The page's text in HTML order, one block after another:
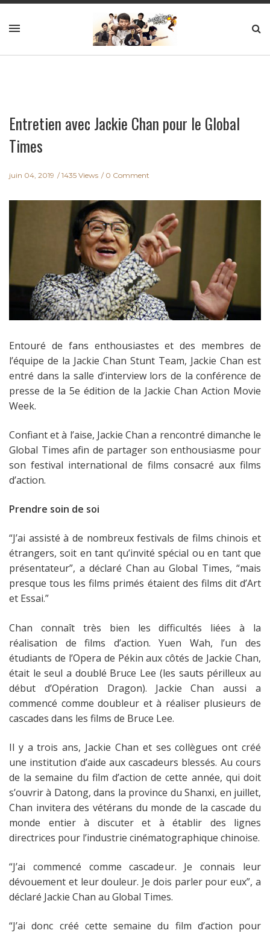
Entretien avec Jackie Chan pour le Global
Times
juin 04, 2019 1435 Views 0 Comment
Entouré de fans enthousiastes et des membres de
l’équipe de la Jackie Chan Stunt Team, Jackie Chan est
entré dans la salle d’interview lors de la conférence de
presse de la 5e édition de la Jackie Chan Action Movie
Week.
Confiant et à l’aise, Jackie Chan a rencontré dimanche le
Global Times afin de partager son enthousiasme pour
son festival international de films consacré aux films
d’action.
Prendre soin de soi
“J’ai assisté à de nombreux festivals de films chinois et
étrangers, soit en tant qu’invité spécial ou en tant que
présentateur”, a déclaré Chan au Global Times, “mais
presque tous les films primés étaient des films dit d’Art
et Essai.”
Chan connaît très bien les difficultés liées à la
réalisation de films d’action. Yuen Wah, l’un des
étudiants de l’Opera de Pékin aux côtés de Jackie Chan,
était le seul a doublé Bruce Lee (les sauts périlleux au
début d’Opération Dragon). Jackie Chan aussi a
commencé comme doubleur et à réaliser plusieurs de
cascades dans les films de Bruce Lee.
Il y a trois ans, Jackie Chan et ses collègues ont créé
une institution d’aide aux cascadeurs blessés. Au cours
de la semaine du film d’action de cette année, qui doit
s’ouvrir à Datong, dans la province du Shanxi, en juillet,
Chan invitera des vétérans du monde de la cascade du
monde entier à discuter et à établir des lignes
directrices pour l’industrie cinématographique chinoise.
“J’ai commencé comme cascadeur. Je connais leur
dévouement et leur douleur. Je dois parler pour eux”, a
déclaré Jackie Chan au Global Times.
“J’ai donc créé cette semaine du film d’action pour